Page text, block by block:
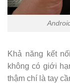
Khả năng kết
không có giới
thậm chí là tay